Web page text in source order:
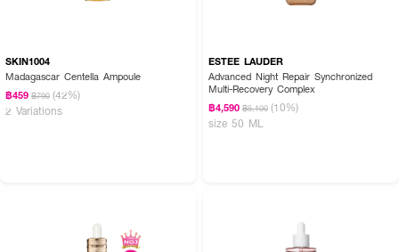
SKIN1004
Madagascar Centella Ampoule
฿459 ฿790 (42%)
2 Variations
ESTEE LAUDER
Advanced Night Repair Synchronized
Multi-Recovery Complex
฿4,590 ฿5,100 (10%)
size 50 ML